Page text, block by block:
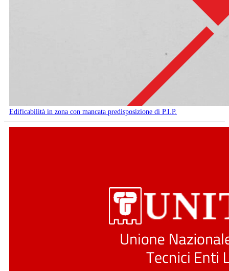
Edificabilità in zona con mancata predisposizione di P.I.P.